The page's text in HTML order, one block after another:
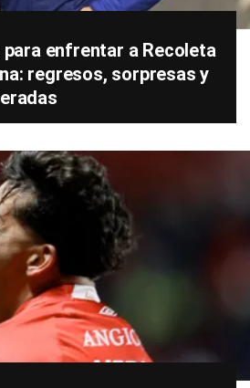
enfrentar a Recoleta
regresos, sorpresas y